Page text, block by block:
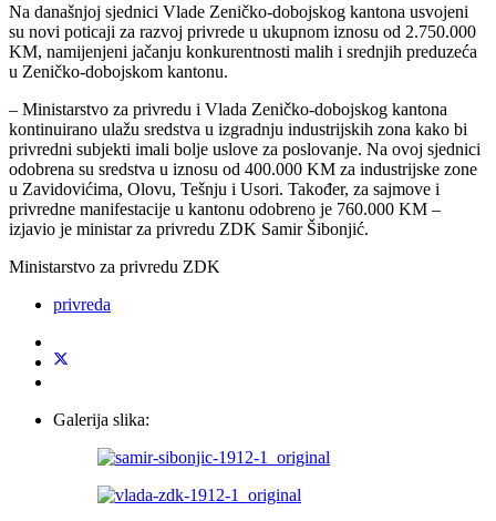
Na današnjoj sjednici Vlade Zeničko-dobojskog kantona usvojeni
su novi poticaji za razvoj privrede u ukupnom iznosu od 2.750.000
KM, namijenjeni jačanju konkurentnosti malih i srednjih preduzeća
u Zeničko-dobojskom kantonu.
– Ministarstvo za privredu i Vlada Zeničko-dobojskog kantona
kontinuirano ulažu sredstva u izgradnju industrijskih zona kako bi
privredni subjekti imali bolje uslove za poslovanje. Na ovoj sjednici
odobrena su sredstva u iznosu od 400.000 KM za industrijske zone
u Zavidovićima, Olovu, Tešnju i Usori. Također, za sajmove i
privredne manifestacije u kantonu odobreno je 760.000 KM –
izjavio je ministar za privredu ZDK Samir Šibonjić.
Ministarstvo za privredu ZDK
privreda
Galerija slika: